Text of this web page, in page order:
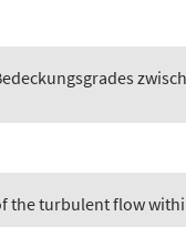
the turbulent flow